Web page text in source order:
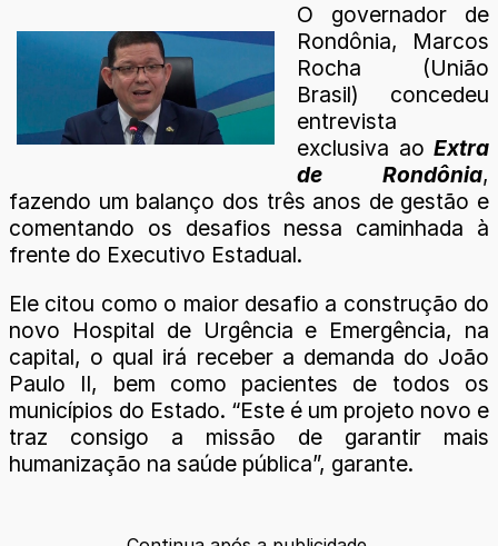
O governador de
Rondônia, Marcos
Rocha (União
Brasil) concedeu
entrevista
exclusiva ao Extra
de Rondônia,
fazendo um balanço dos três anos de gestão e
comentando os desafios nessa caminhada à
frente do Executivo Estadual.
Ele citou como o maior desafio a construção do
novo Hospital de Urgência e Emergência, na
capital, o qual irá receber a demanda do João
Paulo II, bem como pacientes de todos os
municípios do Estado. “Este é um projeto novo e
traz consigo a missão de garantir mais
humanização na saúde pública”, garante.